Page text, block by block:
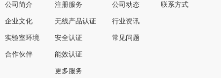
公司简介
企业文化
实验室环境
合作伙伴
注册服务
无线产品认证
安全认证
能效认证
更多服务
公司动态
行业资讯
常见问题
联系方式